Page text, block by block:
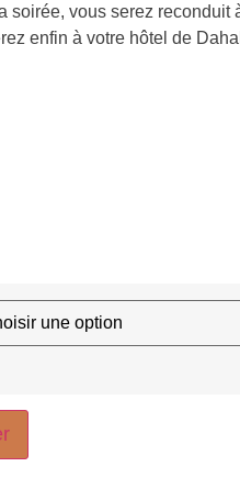
vous serez reconduit
enfin à votre hôtel de